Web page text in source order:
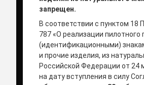
запрещен.
В соответствии с пунктом
787 «О реализации
(идентификационными)
и прочие изделия, из
Российской Федерации от 24
на дату вступления в силу